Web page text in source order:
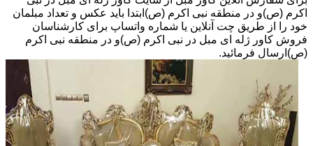
اکرم (ص)و در منطقه نبی اکرم (ص)ابتدا باید عکس و تعداد مبلمان
خود را از طریق چت آنلاین یا شماره واتساپ برای کارشناسان
فروش کاور ژله ای مبل در نبی اکرم (ص)و در منطقه نبی اکرم
(ص)ارسال فرمائید.